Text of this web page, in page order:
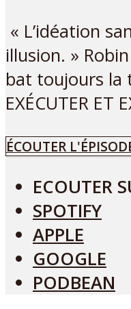
« L’idéation
illusion. »
bat toujours la
EXÉCUTER ET
ÉCOUTER
ECOUTER
SPOTIFY
APPLE
GOOGLE
PODBEAN